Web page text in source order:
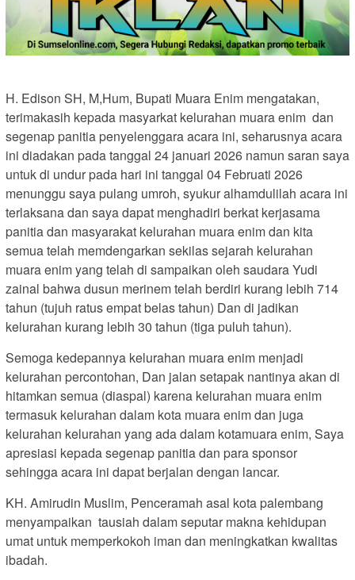
H. Edison SH, M,Hum, Bupati Muara Enim mengatakan,
terimakasih kepada masyarkat kelurahan muara enim dan
segenap panitia penyelenggara acara ini, seharusnya acara
ini diadakan pada tanggal 24 januari 2026 namun saran saya
untuk di undur pada hari ini tanggal 04 Februati 2026
menunggu saya pulang umroh, syukur alhamdulilah acara ini
terlaksana dan saya dapat menghadiri berkat kerjasama
panitia dan masyarakat kelurahan muara enim dan kita
semua telah memdengarkan sekilas sejarah kelurahan
muara enim yang telah di sampaikan oleh saudara Yudi
zainal bahwa dusun merinem telah berdiri kurang lebih 714
tahun (tujuh ratus empat belas tahun) Dan di jadikan
kelurahan kurang lebih 30 tahun (tiga puluh tahun).
Semoga kedepannya kelurahan muara enim menjadi
kelurahan percontohan, Dan jalan setapak nantinya akan di
hitamkan semua (diaspal) karena kelurahan muara enim
termasuk kelurahan dalam kota muara enim dan juga
kelurahan kelurahan yang ada dalam kotamuara enim, Saya
apresiasi kepada segenap panitia dan para sponsor
sehingga acara ini dapat berjalan dengan lancar.
KH. Amirudin Muslim, Penceramah asal kota palembang
menyampaikan tausiah dalam seputar makna kehidupan
umat untuk memperkokoh iman dan meningkatkan kwalitas
ibadah.